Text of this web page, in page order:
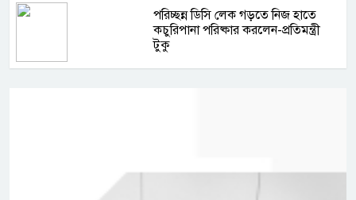
পরিচ্ছন্ন ডিসি লেক গড়তে নিজ হাতে
কচুরিপানা পরিষ্কার করলেন-প্রতিমন্ত্রী
টুকু